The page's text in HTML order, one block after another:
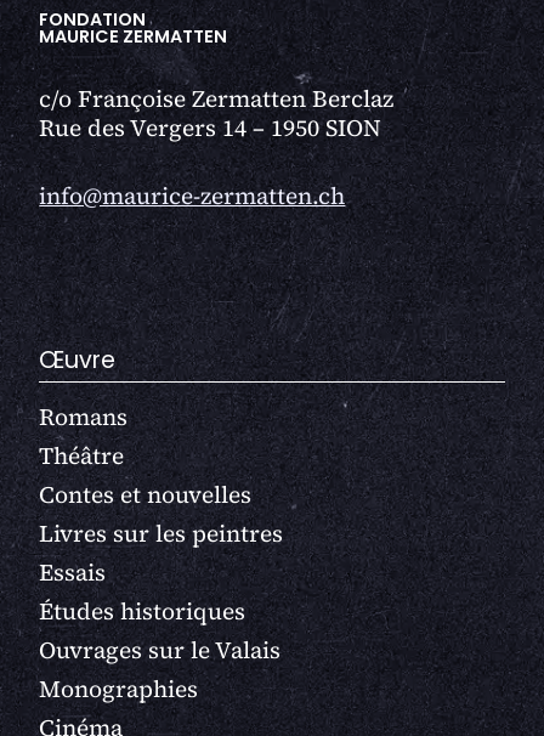
FONDATION
MAURICE ZERMATTEN
c/o Françoise Zermatten Berclaz
Rue des Vergers 14 – 1950 SION
info@maurice-zermatten.ch
Œuvre
Romans
Théâtre
Contes et nouvelles
Livres sur les peintres
Essais
Études historiques
Ouvrages sur le Valais
Monographies
Cinéma